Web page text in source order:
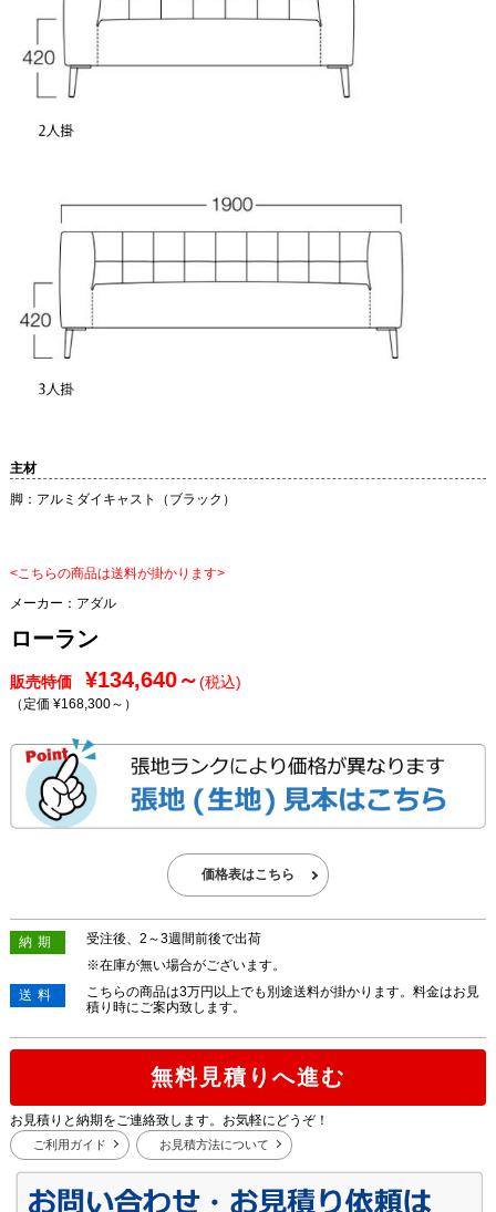
主材
脚：アルミダイキャスト（ブラック）
<こちらの商品は送料が掛かります>
メーカー： アダル
ローラン
販売特価 ¥134,640～(税込)
（定価 ¥168,300～ ）
価格表はこちら
納期
受注後、2～3週間前後で出荷
※在庫が無い場合がございます。
送料
こちらの商品は3万円以上でも別途送料が掛かります。料金はお見
積り時にご案内致します。
無料見積りへ進む
お見積りと納期をご連絡致します。お気軽にどうぞ！
ご利用ガイド お見積方法について